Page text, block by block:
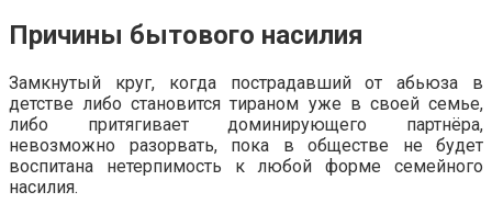
Причины бытового насилия
Замкнутый круг, когда пострадавший от абьюза в
детстве либо становится тираном уже в своей семье,
либо притягивает доминирующего партнёра,
невозможно разорвать, пока в обществе не будет
воспитана нетерпимость к любой форме семейного
насилия.